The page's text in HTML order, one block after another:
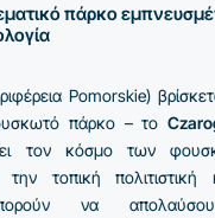
πάρκο
Pomorskie)
πάρκο – το
τον κόσμο των
τοπική πολιτιστική
να